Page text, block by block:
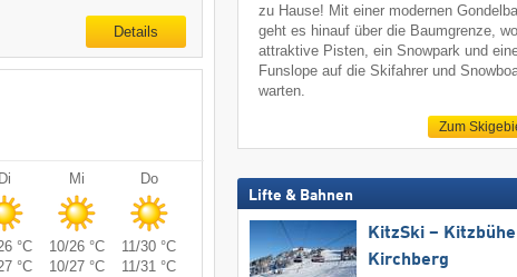
Details
Di Mi Do
°C 10/26 °C
11/30 °C
°C 10/27 °C 11/31 °C
zu Hause! Mit einer modernen
geht es hinauf über die Baumgrenze,
attraktive Pisten, ein Snowpark und
Funslope auf die Skifahrer und
warten.
Zum
Lifte & Bahnen
KitzSki –
Kirchberg